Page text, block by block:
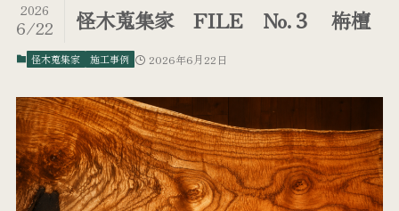
怪木蒐集家 FILE No.３ 栴檀
2026
6/22
怪木蒐集家 施工事例 2026年6月22日